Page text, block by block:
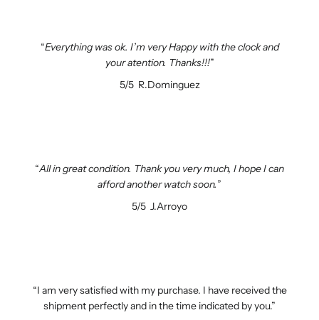
Everything was ok. I’m very Happy with the clock and
your atention. Thanks!!!
5/5R.Dominguez
All in great condition. Thank you very much, I hope I can
afford another watch soon.
5/5 J.Arroyo
I am very satisfied with my purchase. I have received the
shipment perfectly and in the time indicated by you.